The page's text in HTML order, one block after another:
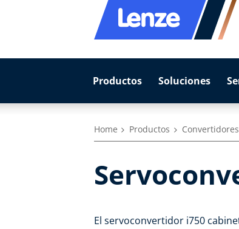
Productos Soluciones
Home Productos Convertidores
El servoconvertidor i750